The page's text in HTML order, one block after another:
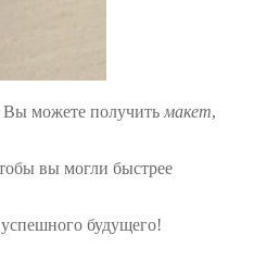
Вы можете получить макет,
вы могли быстрее
будущего!